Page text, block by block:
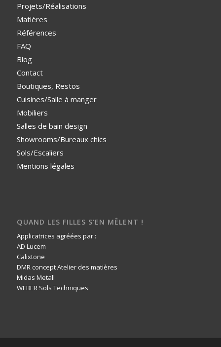
Projets/Réalisations
Matières
Références
FAQ
Blog
Contact
Boutiques, Restos
Cuisines/Salle à manger
Mobiliers
Salles de bain design
Showrooms/Bureaux chics
Sols/Escaliers
Mentions légales
QUAND LES FILLES S’EN MÊLENT !
Applicatrices agréées par :
AD Lucem
Calixtone
DMR concept Atelier des matières
Midas Metall
WEBER Sols Techniques